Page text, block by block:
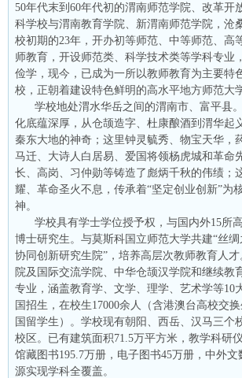
50年代末到60年代初的渭南师范学院、改革开
科学校与渭南教育学院、新渭南师范学院，沧
校初期的23年，开办初等师范、中等师范、高
师教育，开设师范类、科学技术类等学科专业
俭学，现今，已成为一所以教师教育为主要特
校，正朝着建设特色鲜明的高水平地方师范大
学校地处渭水华岳之间的渭南市、富平县
化底蕴深厚，从仓颉造字、杜康酿酒到渭华起
秦东大地的神奇；这里钟灵毓秀、物宝天华，
马迁、大诗人白居易、爱国将领杨虎城和革命
长、高岗、习仲勋等铸造了彪炳千秋的伟绩；
耀、革命圣火不息，传承着“坚定创业创新”为
神。
学校具有学士学位授予权，与国内外15所
博士研究生。与莫斯科国立师范大学共建“丝
协同创新研究生院”，培养高层次教师教育人
院及国际交流学院、中华仓颉汉学院和继续教
专业，涵盖教育学、文学、理学、艺术学等10
国招生，在校生17000余人（含港澳台高校交
国留学生）。学校现有朝阳、西岳、汉马三个
校区。已有建筑面积71.5万平方米，教学科研
馆藏图书195.7万册，电子图书45万册，中外文
源实现学科全覆盖。